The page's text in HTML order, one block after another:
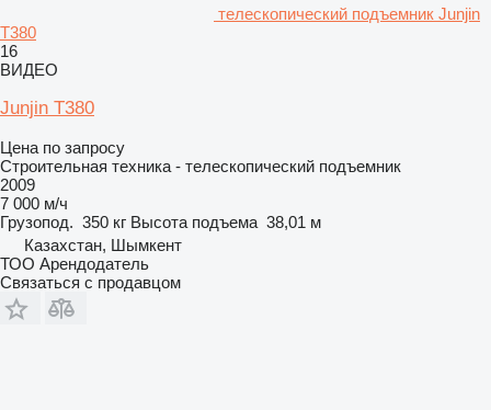
телескопический подъемник Junjin
T380
16
ВИДЕО
Junjin T380
Цена по запросу
Строительная техника - телескопический подъемник
2009
7 000 м/ч
Грузопод. 350 кг Высота подъема 38,01 м
Казахстан, Шымкент
ТОО Арендодатель
Связаться с продавцом